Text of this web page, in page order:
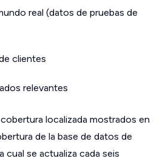
real (datos de pruebas de
clientes
relevantes
localizada mostrados en
de la base de datos de
cual se actualiza cada seis